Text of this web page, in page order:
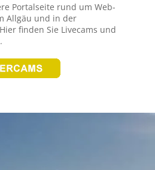
Portalseite rund um Web-
Allgäu und in der
finden Sie Livecams und